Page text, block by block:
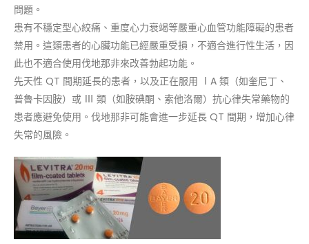
問題。
患有不穩定型心絞痛、重度心力衰竭等嚴重心血管功能障礙的患者
禁用。這類患者的心臟功能已經嚴重受損，不適合進行性生活，因
此也不適合使用伐地那非來改善勃起功能。
先天性 QT 間期延長的患者，以及正在服用 ⅠA 類（如奎尼丁、
普魯卡因胺）或 Ⅲ 類（如胺碘酮、索他洛爾）抗心律失常藥物的
患者應避免使用。伐地那非可能會進一步延長 QT 間期，增加心律
失常的風險。